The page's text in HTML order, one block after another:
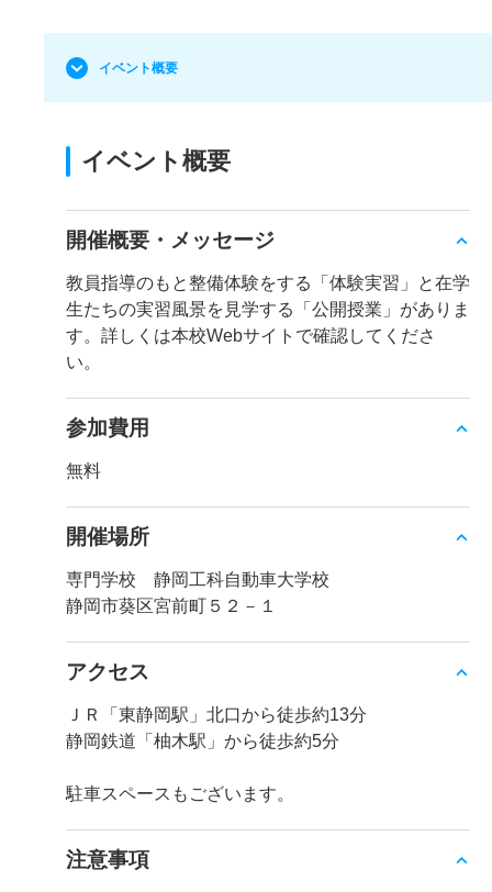
イベント概要
イベント概要
開催概要・メッセージ
教員指導のもと整備体験をする「体験実習」と在学
生たちの実習風景を見学する「公開授業」がありま
す。詳しくは本校Webサイトで確認してくださ
い。
参加費用
無料
開催場所
専門学校 静岡工科自動車大学校
静岡市葵区宮前町５２－１
アクセス
ＪＲ「東静岡駅」北口から徒歩約13分
静岡鉄道「柚木駅」から徒歩約5分
駐車スペースもございます。
注意事項